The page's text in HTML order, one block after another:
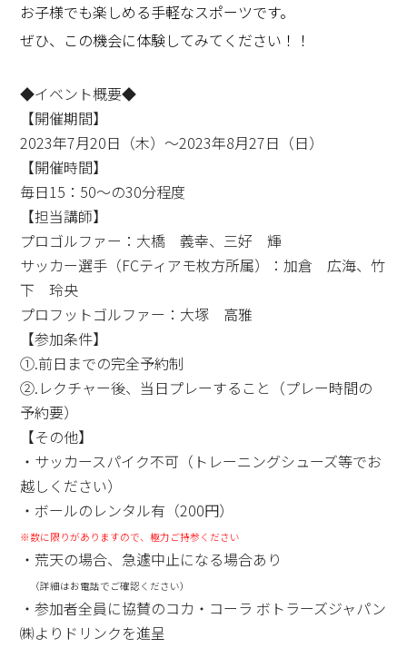
お子様でも楽しめる手軽なスポーツです。
ぜひ、この機会に体験してみてください！！
◆イベント概要◆
【開催期間】
2023年7月20日（木）～2023年8月27日（日）
【開催時間】
毎日15：50～の30分程度
【担当講師】
プロゴルファー：大橋 義幸、三好 輝
サッカー選手（FCティアモ枚方所属）：加倉 広海、竹
下 玲央
プロフットゴルファー：大塚 高雅
【参加条件】
①.前日までの完全予約制
②.レクチャー後、当日プレーすること（プレー時間の
予約要）
【その他】
・サッカースパイク不可（トレーニングシューズ等でお
越しください）
・ボールのレンタル有（200円）
※数に限りがありますので、極力ご持参ください
・荒天の場合、急遽中止になる場合あり
（詳細はお電話でご確認ください）
・参加者全員に協賛のコカ・コーラ ボトラーズジャパン
㈱よりドリンクを進呈